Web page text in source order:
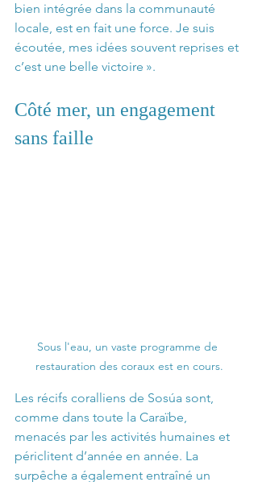
bien intégrée dans la communauté
locale, est en fait une force. Je suis
écoutée, mes idées souvent reprises et
c’est une belle victoire ».
Côté mer, un engagement
sans faille
Sous l'eau, un vaste programme de
restauration des coraux est en cours.
Les récifs coralliens de Sosúa sont,
comme dans toute la Caraïbe,
menacés par les activités humaines et
périclitent d’année en année. La
surpêche a également entraîné un